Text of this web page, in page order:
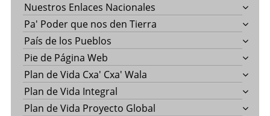
Nuestros Enlaces Nacionales
Pa' Poder que nos den Tierra
País de los Pueblos
Pie de Página Web
Plan de Vida Cxa' Cxa' Wala
Plan de Vida Integral
Plan de Vida Proyecto Global